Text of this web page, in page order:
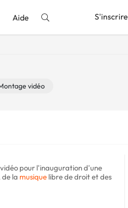
Aide S'inscrire
vidéo
pour l'inauguration d'une
la musique libre de droit et des